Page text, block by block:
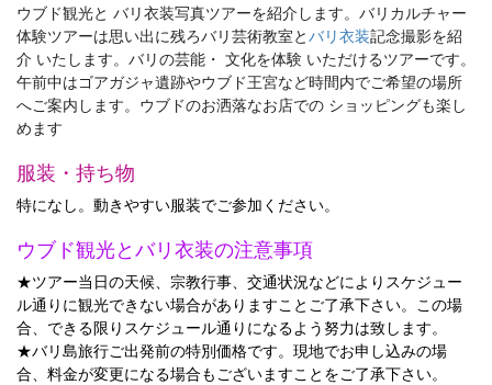
ウブド観光と バリ衣装写真ツアーを紹介します。バリカルチャー
体験ツアーは思い出に残ろバリ芸術教室とバリ衣装記念撮影を紹
介 いたします。バリの芸能・ 文化を体験 いただけるツアーです。
午前中はゴアガジャ遺跡やウブド王宮など時間内でご希望の場所
へご案内します。ウブドのお洒落なお店での ショッピングも楽し
めます
服装・持ち物
特になし。動きやすい服装でご参加ください。
ウブド観光とバリ衣装の注意事項
★ツアー当日の天候、宗教行事、交通状況などによりスケジュー
ル通りに観光できない場合がありますことご了承下さい。この場
合、できる限りスケジュール通りになるよう努力は致します。
★バリ島旅行ご出発前の特別価格です。現地でお申し込みの場
合、料金が変更になる場合もございますことをご了承下さい。